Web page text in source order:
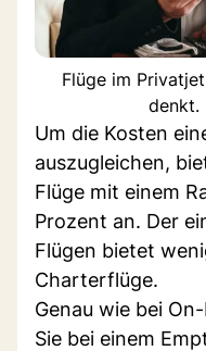
Flüge im
denkt.
Um die Kosten
auszugleichen,
Flüge mit einem
Prozent an. Der
Flügen bietet
Charterflüge.
Genau wie bei
Sie bei einem